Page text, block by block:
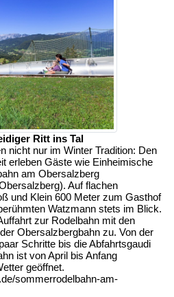
Ritt ins Tal
nicht nur im Winter Tradition: Den
erleben Gäste wie Einheimische
am Obersalzberg
Auf flachen
und Klein 600 Meter zum Gasthof
Watzmann stets im Blick.
zur Rodelbahn mit den
Obersalzbergbahn zu. Von der
Schritte bis die Abfahrtsgaudi
ist von April bis Anfang
geöffnet.
sommerrodelbahn-am-